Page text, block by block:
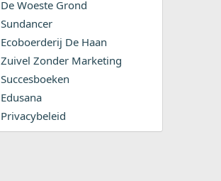
De Woeste Grond
Sundancer
Ecoboerderij De Haan
Zuivel Zonder Marketing
Succesboeken
Edusana
Privacybeleid